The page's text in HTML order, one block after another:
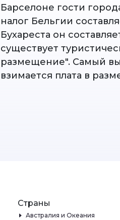
Барселоне гости
налог Бельгии
Бухареста он
существует
размещение". Самый
взимается плата в
Страны
Австралия и Океания